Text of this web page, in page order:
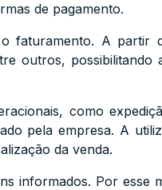
de pagamento.
faturamento. A partir
outros, possibilitando
como
pela empresa. A
da venda.
informados. Por esse